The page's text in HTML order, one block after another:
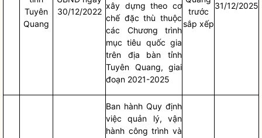
Tuyên
Quang
30/12/2022
xây dựng theo cơ
chế đặc thù thuộc
các Chương trình
mục tiêu quốc gia
trên địa bàn tỉnh
Tuyên Quang, giai
đoạn 2021-2025
trước
sắp xếp
31/12/2025
Ban hành Quy định
việc quản lý, vận
hành công trình và